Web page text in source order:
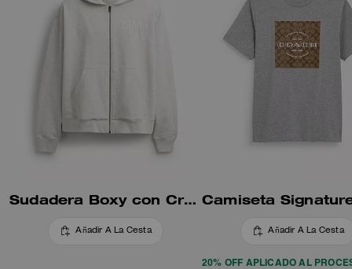
Sudadera Boxy con Cremallera Completa
Añadir A La Cesta Añadir A La Cesta
20% OFF APLICADO AL